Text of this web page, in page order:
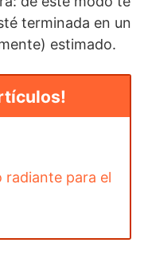
terminada en un
estimado.
radiante para el